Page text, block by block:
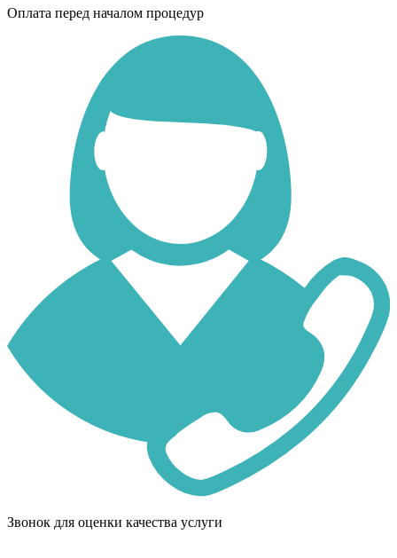
Оплата перед началом процедур
Звонок для оценки качества услуги